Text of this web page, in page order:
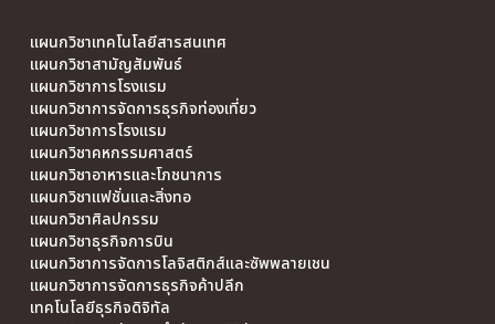
แผนกวิชาเทคโนโลยีสารสนเทศ
แผนกวิชาสามัญสัมพันธ์
แผนกวิชาการโรงแรม
แผนกวิชาการจัดการธุรกิจท่องเที่ยว
แผนกวิชาการโรงแรม
แผนกวิชาคหกรรมศาสตร์
แผนกวิชาอาหารและโภชนาการ
แผนกวิชาแฟชั่นและสิ่งทอ
แผนกวิชาศิลปกรรม
แผนกวิชาธุรกิจการบิน
แผนกวิชาการจัดการโลจิสติกส์และซัพพลายเชน
แผนกวิชาการจัดการธุรกิจค้าปลีก
เทคโนโลยีธุรกิจดิจิทัล